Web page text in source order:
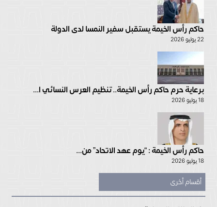
حاكم رأس الخيمة يستقبل سفير النمسا لدى الدولة
22 يوليو 2026
برعاية حرم حاكم رأس الخيمة.. تنظيم العرس النسائي ا...
18 يوليو 2026
حاكم رأس الخيمة : “يوم عهد الاتحاد” من...
18 يوليو 2026
أقسام أخرى